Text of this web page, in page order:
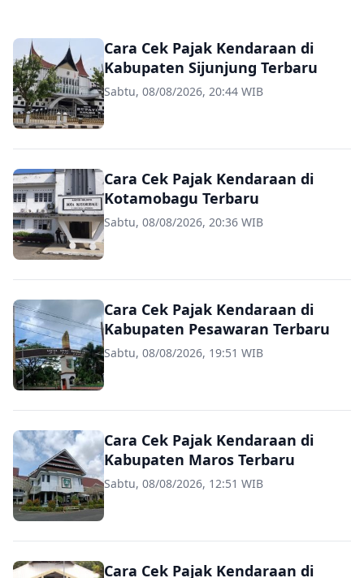
Cara Cek Pajak Kendaraan di
Kabupaten Sijunjung Terbaru
Sabtu, 08/08/2026, 20:44 WIB
Cara Cek Pajak Kendaraan di
Kotamobagu Terbaru
Sabtu, 08/08/2026, 20:36 WIB
Cara Cek Pajak Kendaraan di
Kabupaten Pesawaran Terbaru
Sabtu, 08/08/2026, 19:51 WIB
Cara Cek Pajak Kendaraan di
Kabupaten Maros Terbaru
Sabtu, 08/08/2026, 12:51 WIB
Cara Cek Pajak Kendaraan di